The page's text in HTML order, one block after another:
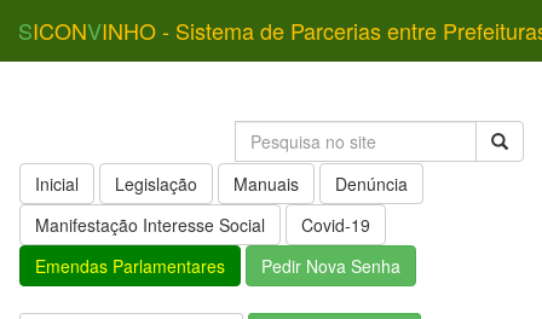
SICONVINHO - Sistema de Parcerias entre
Inicial Legislação Manuais
Denúncia
Manifestação Interesse Social
Covid-19
Emendas Parlamentares
Pedir Nova Senha